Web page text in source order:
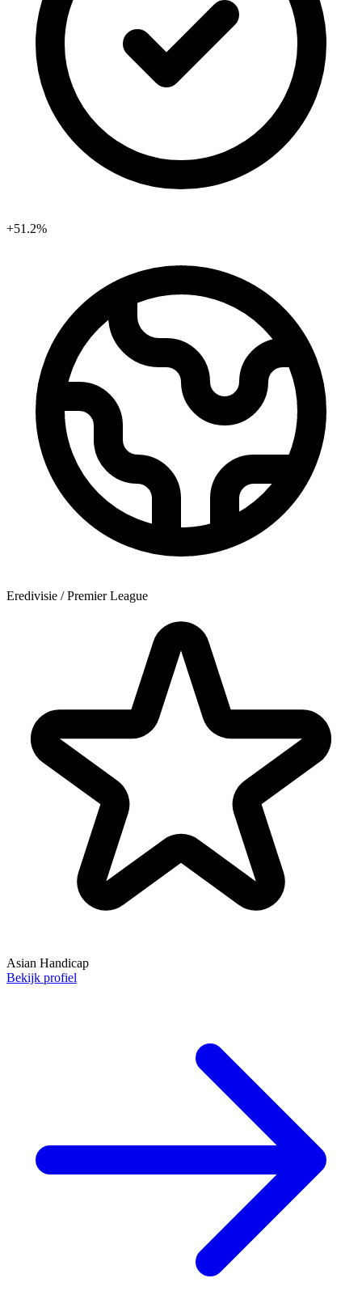
+51.2%
Eredivisie / Premier League
Asian Handicap
Bekijk profiel